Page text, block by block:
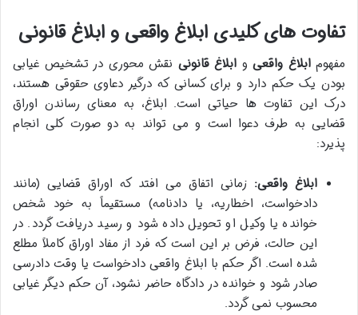
تفاوت های کلیدی ابلاغ واقعی و ابلاغ قانونی
مفهومابلاغ واقعی و ابلاغ قانونی نقش محوری در تشخیص غیابی
بودن یک حکم دارد و برای کسانی که درگیر دعاوی حقوقی هستند،
درک این تفاوت ها حیاتی است. ابلاغ، به معنای رساندن اوراق
قضایی به طرف دعوا است و می تواند به دو صورت کلی انجام
پذیرد:
ابلاغ واقعی: زمانی اتفاق می افتد که اوراق قضایی (مانند
دادخواست، اخطاریه، یا دادنامه) مستقیماً به خود شخص
خوانده یا وکیل او تحویل داده شود و رسید دریافت گردد. در
این حالت، فرض بر این است که فرد از مفاد اوراق کاملاً مطلع
شده است. اگر حکم با ابلاغ واقعی دادخواست یا وقت دادرسی
صادر شود و خوانده در دادگاه حاضر نشود، آن حکم دیگر غیابی
محسوب نمی گردد.